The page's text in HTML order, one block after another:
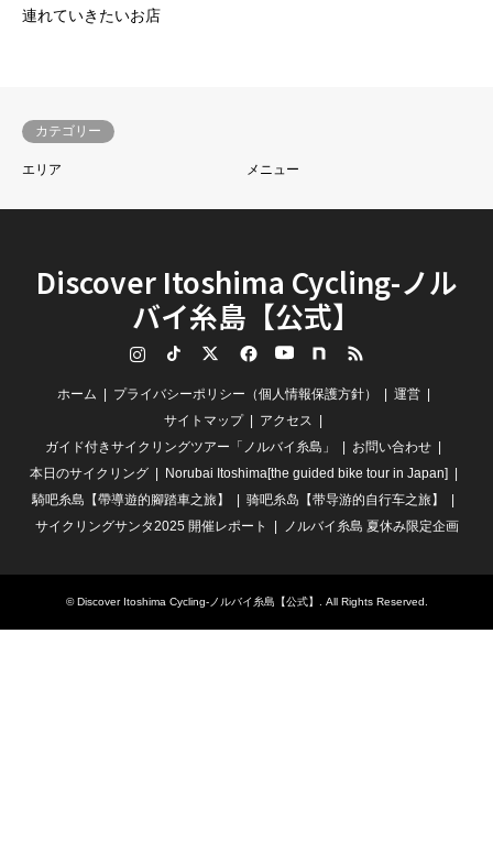
連れていきたいお店
カテゴリー
エリア メニュー
Discover Itoshima Cycling-ノル
バイ糸島【公式】
FacebookYouTube note RSS
ホーム プライバシーポリシー（個人情報保護方針）
運営
サイトマップ
アクセス
ガイド付きサイクリングツアー「ノルバイ糸島」
お問い合わせ
本日のサイクリング
Norubai Itoshima[the guided bike tour in Japan]
騎吧糸島【帶導遊的腳踏車之旅】
骑吧糸岛【带导游的自行车之旅】
サイクリングサンタ2025 開催レポート
ノルバイ糸島 夏休み限定企画
©Discover Itoshima Cycling-ノルバイ糸島【公式】 . All Rights Reserved.